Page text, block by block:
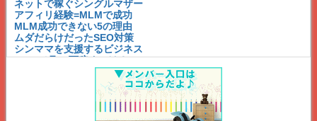
ネットで稼ぐシングルマザー
アフィリ経験=MLMで成功
MLM成功できない5の理由
ムダだらけだったSEO対策
シンママを支援するビジネス
MLMで月30万稼ぐには？
アフィリエイトとネットワークビジネスが似ている？！
アーニーJゼリンスキー名言
アーニーJゼリンスキー名言
アーニー・J・ゼリンスキー